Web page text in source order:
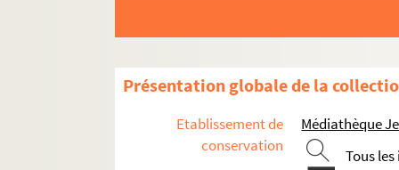
Présentation globale de la
Etablissement de
conservation
Médiathèque
Tous
H-BIOL-11. Dujardin à Faid'herbe
H-BIOL-13. Ghesquiere à Hallette
H-BIOL-14. Hedde à Kerteux